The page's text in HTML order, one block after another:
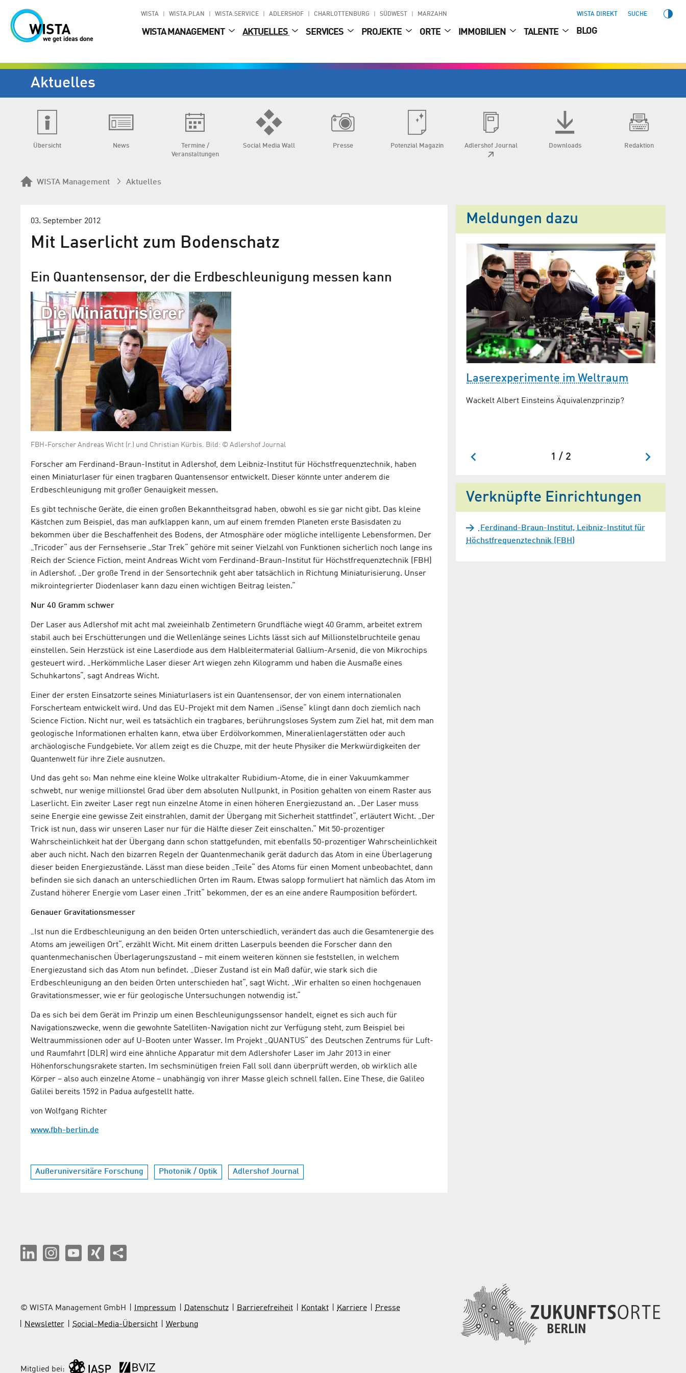
WISTA WISTA.PLAN WISTA.SERVICE ADLERSHOF CHARLOTTENBURG SÜDWEST MARZAHN WISTA DIREKT SUCHE
WISTA MANAGEMENT AKTUELLES SERVICES PROJEKTE ORTE IMMOBILIEN TALENTE BLOG
Aktuelles
Übersicht News
Termine /
Veranstaltungen
Social Media Wall Presse Potenzial Magazin Adlershof Journal Downloads Redaktion
WISTA Management Aktuelles
03. September 2012
Mit Laserlicht zum Bodenschatz
Ein Quantensensor, der die Erdbeschleunigung messen kann
FBH-Forscher Andreas Wicht (r.) und Christian Kürbis. Bild: © Adlershof Journal
Forscher am Ferdinand-Braun-Institut in Adlershof, dem Leibniz-Institut für Höchstfrequenztechnik, haben
einen Miniaturlaser für einen tragbaren Quantensensor entwickelt. Dieser könnte unter anderem die
Erdbeschleunigung mit großer Genauigkeit messen.
Es gibt technische Geräte, die einen großen Bekanntheitsgrad haben, obwohl es sie gar nicht gibt. Das kleine
Kästchen zum Beispiel, das man aufklappen kann, um auf einem fremden Planeten erste Basisdaten zu
bekommen über die Beschaffenheit des Bodens, der Atmosphäre oder mögliche intelligente Lebensformen. Der
„Tricoder“ aus der Fernsehserie „Star Trek“ gehöre mit seiner Vielzahl von Funktionen sicherlich noch lange ins
Reich der Science Fiction, meint Andreas Wicht vom Ferdinand-Braun-Institut für Höchstfrequenztechnik (FBH)
in Adlershof. „Der große Trend in der Sensortechnik geht aber tatsächlich in Richtung Miniaturisierung. Unser
mikrointegrierter Diodenlaser kann dazu einen wichtigen Beitrag leisten.“
Nur 40 Gramm schwer
Der Laser aus Adlershof mit acht mal zweieinhalb Zentimetern Grundfläche wiegt 40 Gramm, arbeitet extrem
stabil auch bei Erschütterungen und die Wellenlänge seines Lichts lässt sich auf Millionstelbruchteile genau
einstellen. Sein Herzstück ist eine Laserdiode aus dem Halbleitermaterial Gallium-Arsenid, die von Mikrochips
gesteuert wird. „Herkömmliche Laser dieser Art wiegen zehn Kilogramm und haben die Ausmaße eines
Schuhkartons“, sagt Andreas Wicht.
Einer der ersten Einsatzorte seines Miniaturlasers ist ein Quantensensor, der von einem internationalen
Forscherteam entwickelt wird. Und das EU-Projekt mit dem Namen „iSense“ klingt dann doch ziemlich nach
Science Fiction. Nicht nur, weil es tatsächlich ein tragbares, berührungsloses System zum Ziel hat, mit dem man
geologische Informationen erhalten kann, etwa über Erdölvorkommen, Mineralienlagerstätten oder auch
archäologische Fundgebiete. Vor allem zeigt es die Chuzpe, mit der heute Physiker die Merkwürdigkeiten der
Quantenwelt für ihre Ziele ausnutzen.
Und das geht so: Man nehme eine kleine Wolke ultrakalter Rubidium-Atome, die in einer Vakuumkammer
schwebt, nur wenige millionstel Grad über dem absoluten Nullpunkt, in Position gehalten von einem Raster aus
Laserlicht. Ein zweiter Laser regt nun einzelne Atome in einen höheren Energiezustand an. „Der Laser muss
seine Energie eine gewisse Zeit einstrahlen, damit der Übergang mit Sicherheit stattfindet“, erläutert Wicht. „Der
Trick ist nun, dass wir unseren Laser nur für die Hälfte dieser Zeit einschalten.“ Mit 50-prozentiger
Wahrscheinlichkeit hat der Übergang dann schon stattgefunden, mit ebenfalls 50-prozentiger Wahrscheinlichkeit
aber auch nicht. Nach den bizarren Regeln der Quantenmechanik gerät dadurch das Atom in eine Überlagerung
dieser beiden Energiezustände. Lässt man diese beiden „Teile“ des Atoms für einen Moment unbeobachtet, dann
befinden sie sich danach an unterschiedlichen Orten im Raum. Etwas salopp formuliert hat nämlich das Atom im
Zustand höherer Energie vom Laser einen „Tritt“ bekommen, der es an eine andere Raumposition befördert.
Genauer Gravitationsmesser
„Ist nun die Erdbeschleunigung an den beiden Orten unterschiedlich, verändert das auch die Gesamtenergie des
Atoms am jeweiligen Ort“, erzählt Wicht. Mit einem dritten Laserpuls beenden die Forscher dann den
quantenmechanischen Überlagerungszustand – mit einem weiteren können sie feststellen, in welchem
Energiezustand sich das Atom nun befindet. „Dieser Zustand ist ein Maß dafür, wie stark sich die
Erdbeschleunigung an den beiden Orten unterschieden hat“, sagt Wicht. „Wir erhalten so einen hochgenauen
Gravitationsmesser, wie er für geologische Untersuchungen notwendig ist.“
Da es sich bei dem Gerät im Prinzip um einen Beschleunigungssensor handelt, eignet es sich auch für
Navigationszwecke, wenn die gewohnte Satelliten-Navigation nicht zur Verfügung steht, zum Beispiel bei
Weltraummissionen oder auf U-Booten unter Wasser. Im Projekt „QUANTUS“ des Deutschen Zentrums für Luft-
und Raumfahrt (DLR) wird eine ähnliche Apparatur mit dem Adlershofer Laser im Jahr 2013 in einer
Höhenforschungsrakete starten. Im sechsminütigen freien Fall soll dann überprüft werden, ob wirklich alle
Körper – also auch einzelne Atome – unabhängig von ihrer Masse gleich schnell fallen. Eine These, die Galileo
Galilei bereits 1592 in Padua aufgestellt hatte.
von Wolfgang Richter
www.fbh-berlin.de
Außeruniversitäre Forschung Photonik / Optik Adlershof Journal
Meldungen dazu
Laserexperimente im Weltraum
Wackelt Albert Einsteins Äquivalenzprinzip?
Laserexperimente im Weltraum
Wackelt Albert Einsteins Äquivalenzprinzip?
1 / 2
Verknüpfte Einrichtungen
Ferdinand-Braun-Institut, Leibniz-Institut für
Höchstfrequenztechnik (FBH)
© WISTA Management GmbH Impressum Datenschutz Barrierefreiheit Kontakt Karriere
Presse
Newsletter
Social-Media-Übersicht Werbung
Mitglied bei: